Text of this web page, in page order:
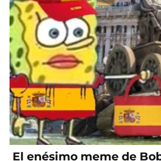
El enésimo meme de